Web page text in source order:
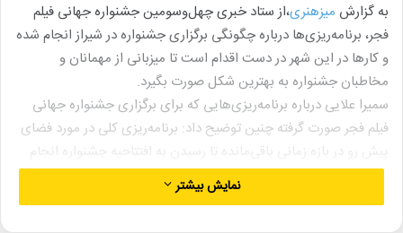
به گزارش میزهنری،از ستاد خبری چهل‌وسومین جشنواره جهانی فیلم
فجر، برنامه‌ریزی‌ها درباره چگونگی برگزاری جشنواره در شیراز انجام شده
و کارها در این شهر در دست اقدام است تا میزبانی از مهمانان و
مخاطبان جشنواره به بهترین شکل صورت بگیرد.
سمیرا علایی درباره برنامه‌ریزی‌هایی که برای برگزاری جشنواره جهانی
فیلم فجر صورت گرفته چنین توضیح داد: برنامه‌ریزی کلی در مورد فضای
پیش رو در بازه زمانی باقی‌مانده تا رسیدن به افتتاحیه جشنواره انجام
شده و همه امور طبق برنامه پیش رفته است.
او درباره برگزاری جشنواره در هنر شهر آفتاب شیراز گفت: این پردیس
نمایش بیشتر